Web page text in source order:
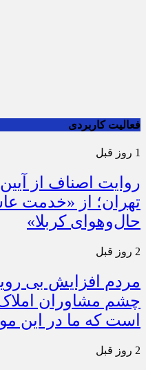
فعالیت کاربردی
1 روز قبل
روایت اصناف از آیین
تهران؛ از «خدمت
حال‌وهوای کربلا»
2 روز قبل
مردم افزایش بی
چشم مشاوران املاک
است که ما در این
2 روز قبل